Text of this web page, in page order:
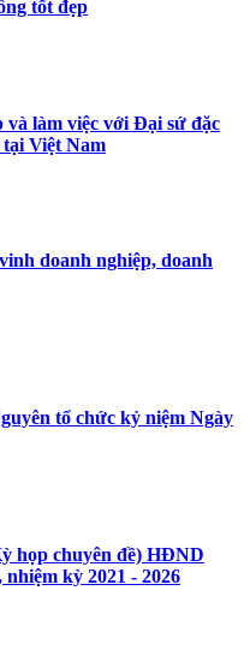
tốt đẹp
làm việc với Đại sứ đặc
Việt Nam
doanh nghiệp, doanh
tổ chức kỷ niệm Ngày
họp chuyên đề) HĐND
kỳ 2021 - 2026